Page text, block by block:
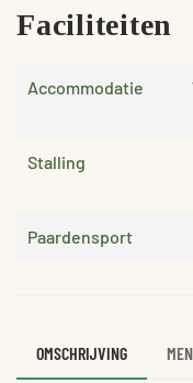
Faciliteiten
Accommodatie
Stalling
Paardensport
OMSCHRIJVING